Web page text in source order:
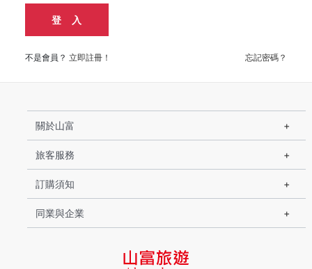
登 入
不是會員？ 立即註冊！ 忘記密碼？
關於山富
旅客服務
訂購須知
同業與企業